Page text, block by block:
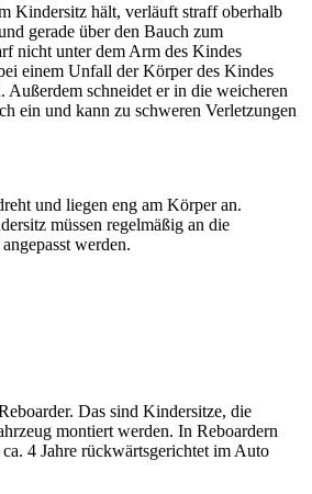
Kindersitz hält, verläuft straff oberhalb
gerade über den Bauch zum
nicht unter dem Arm des Kindes
einem Unfall der Körper des Kindes
Außerdem schneidet er in die weicheren
ein und kann zu schweren Verletzungen
und liegen eng am Körper an.
müssen regelmäßig an die
werden.
Das sind Kindersitze, die
montiert werden. In Reboardern
4 Jahre rückwärtsgerichtet im Auto